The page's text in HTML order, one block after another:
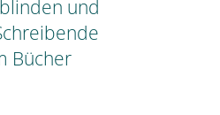
und
Bücher